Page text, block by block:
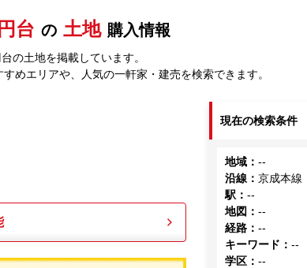
台 の 土地 購入情報
の土地を掲載しています。
めエリアや、人気の一軒家・建売を検索できます。
現在の検索条件
地域 ：--
沿線 ：京成本線
駅 ：--
地図 ：--
経路 ：--
キーワード ：--
学区 ：--